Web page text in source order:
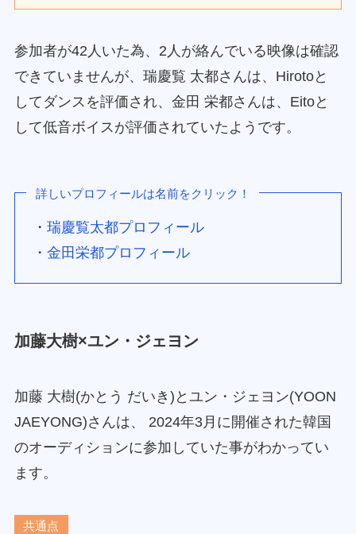
参加者が42人いた為、2人が絡んでいる映像は確認
できていませんが、瑞慶覧 太都さんは、Hirotoと
してダンスを評価され、金田 栄都さんは、Eitoと
して低音ボイスが評価されていたようです。
詳しいプロフィールは名前をクリック！
・瑞慶覧太都プロフィール
・金田栄都プロフィール
加藤大樹×ユン・ジェヨン
加藤 大樹(かとう だいき)とユン・ジェヨン(YOON
JAEYONG)さんは、 2024年3月に開催された韓国
のオーディションに参加していた事がわかってい
ます。
共通点